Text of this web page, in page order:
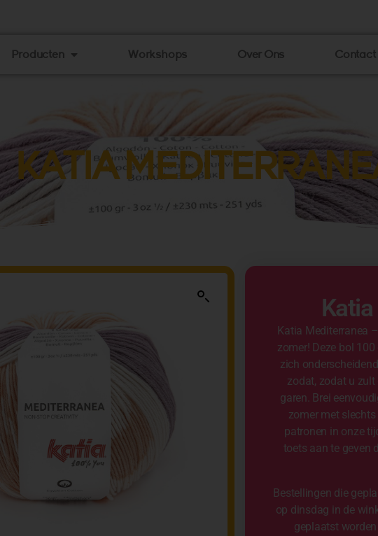
Producten Workshops Over Ons Contact
KATIA
Katia Mediterranea
zomer! Deze bol
zich
zodat, zodat u
garen. Brei
zomer met
patronen in onze
toets aan te geven
Bestellingen die
op dinsdag in de
geplaatst